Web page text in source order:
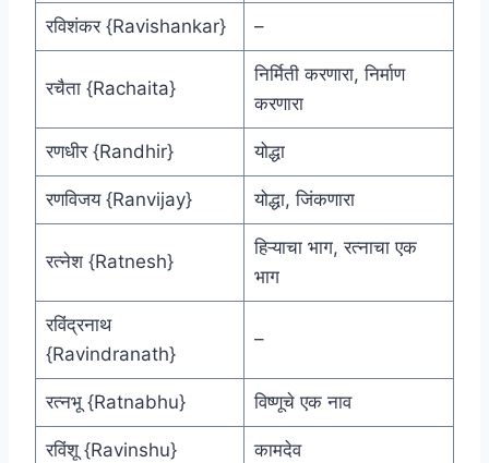
रविशंकर {Ravishankar} –
रचैता {Rachaita}
निर्मिती करणारा, निर्माण
करणारा
रणधीर {Randhir} योद्धा
रणविजय {Ranvijay} योद्धा, जिंकणारा
रत्नेश {Ratnesh}
हिऱ्याचा भाग, रत्नाचा एक
भाग
रविंद्रनाथ
{Ravindranath}
–
रत्नभू {Ratnabhu} विष्णूचे एक नाव
रविंशू {Ravinshu} कामदेव